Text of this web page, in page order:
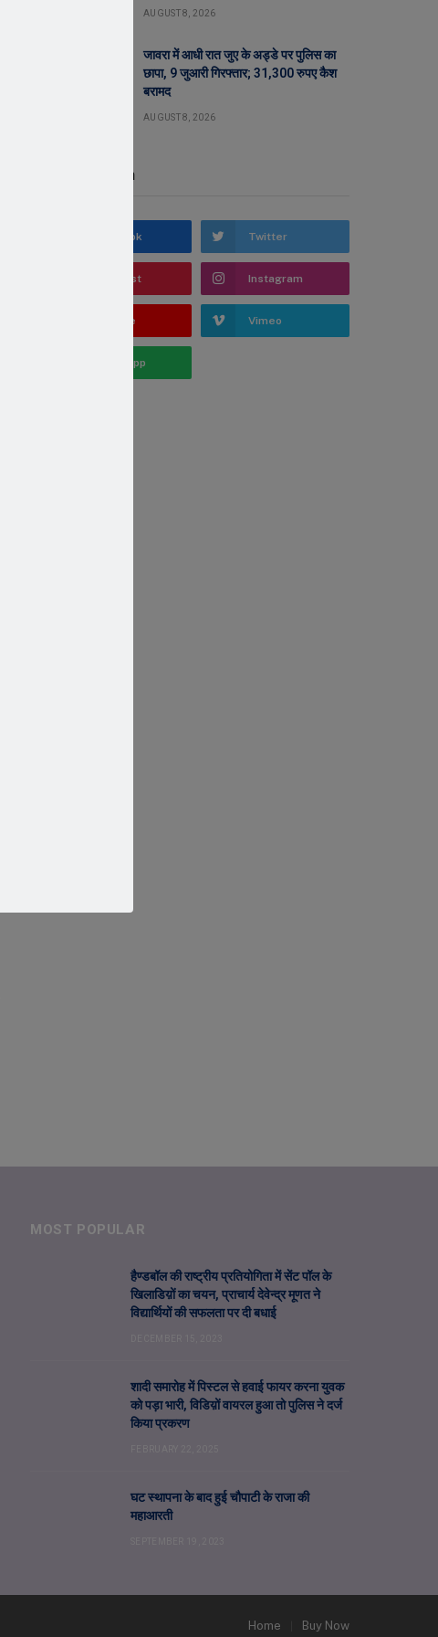
AUGUST 8, 2026
जावरा में आधी रात जुए के अड्डे पर पुलिस का
छापा, 9 जुआरी गिरफ्तार; 31,300 रुपए कैश
बरामद
AUGUST 8, 2026
Stay In Touch
Facebook Twitter
Pinterest Instagram
YouTube Vimeo
WhatsApp
MOST POPULAR
हैण्डबॉल की राष्ट्रीय प्रतियोगिता में सेंट पॉल के
खिलाडिय़ों का चयन, प्राचार्य देवेन्द्र मूणत ने
विद्यार्थियों की सफलता पर दी बधाई
शादी समारोह में पिस्टल से हवाई फायर करना युवक
को पड़ा भारी, विडिय़ों वायरल हुआ तो पुलिस ने दर्ज
किया प्रकरण
घट स्थापना के बाद हुई चौपाटी के राजा की
महाआरती
Home Buy Now